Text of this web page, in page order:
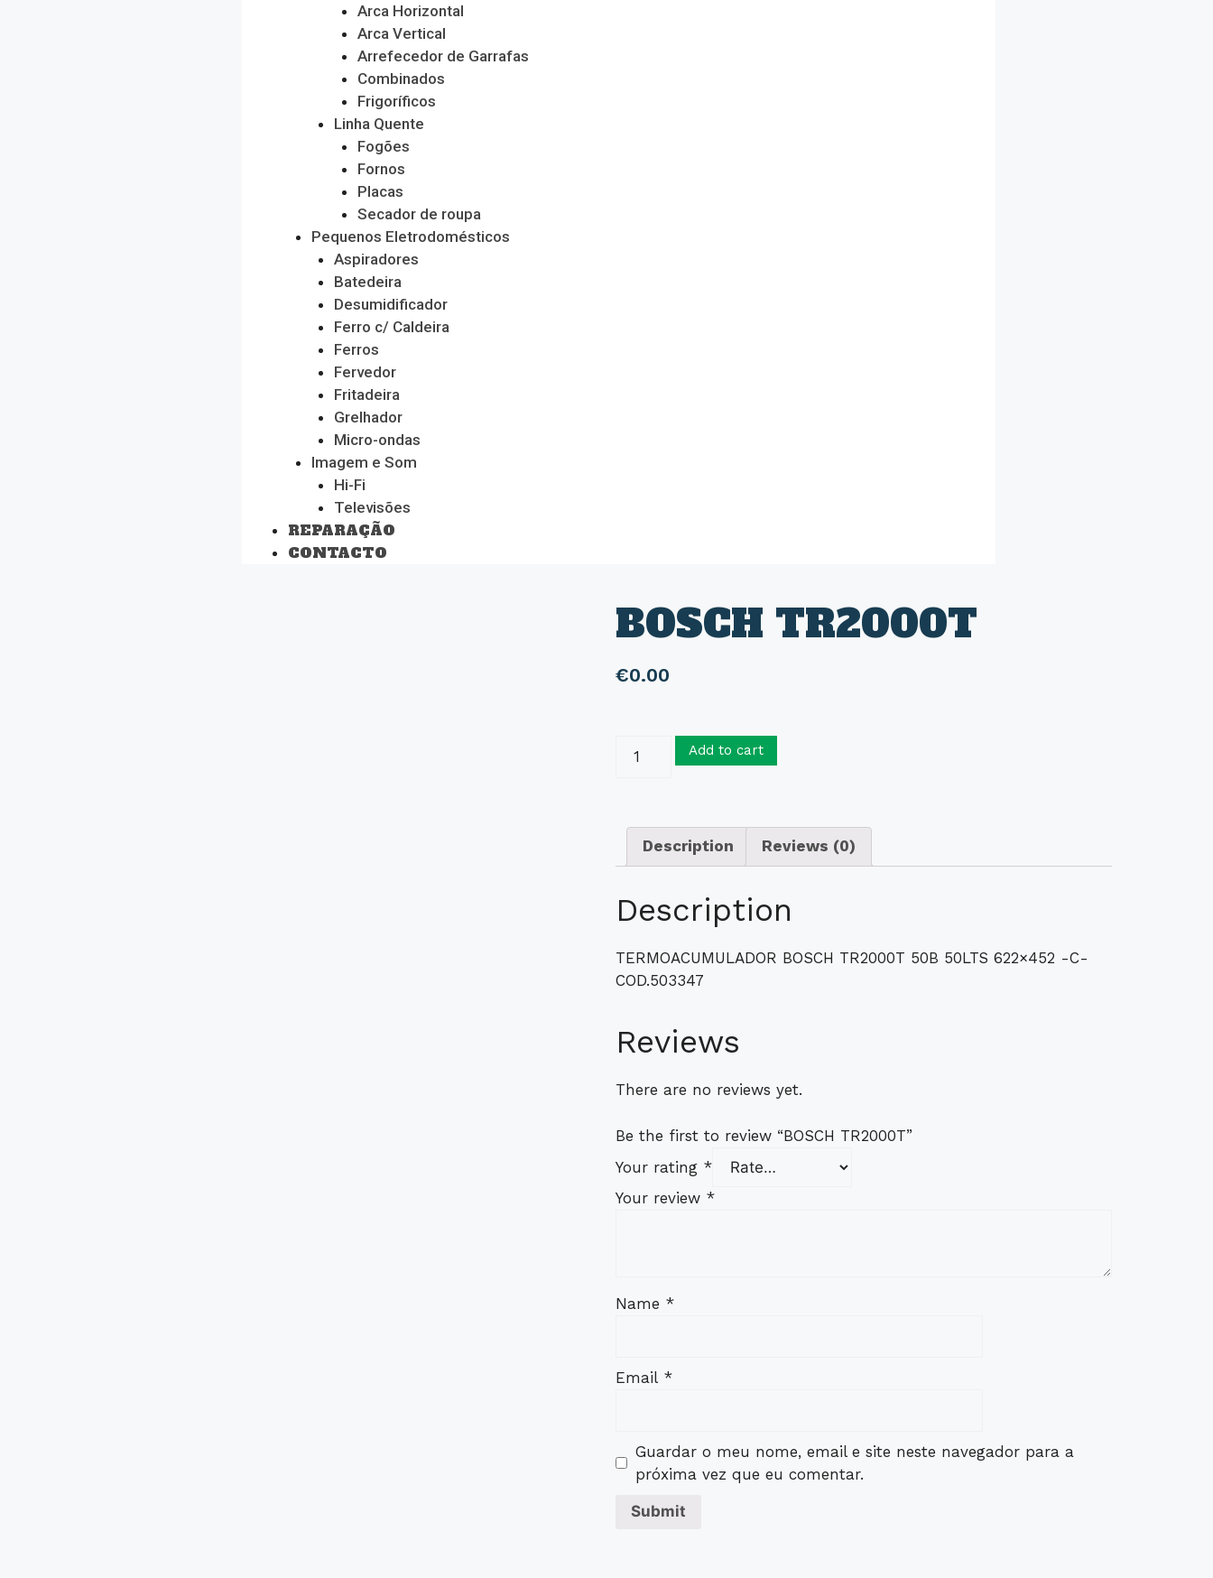
Arca Horizontal
Arca Vertical
Arrefecedor de Garrafas
Combinados
Frigoríficos
Linha Quente
Fogões
Fornos
Placas
Secador de roupa
Pequenos Eletrodomésticos
Aspiradores
Batedeira
Desumidificador
Ferro c/ Caldeira
Ferros
Fervedor
Fritadeira
Grelhador
Micro-ondas
Imagem e Som
Hi-Fi
Televisões
REPARAÇÃO
CONTACTO
BOSCH TR2000T
€0.00
Add to cart
Description Reviews (0)
Description
TERMOACUMULADOR BOSCH TR2000T 50B 50LTS 622×452 -C-
COD.503347
Reviews
There are no reviews yet.
Be the first to review “BOSCH TR2000T”
Your rating *
Your review *
Name *
Email *
Guardar o meu nome, email e site neste navegador para a
próxima vez que eu comentar.